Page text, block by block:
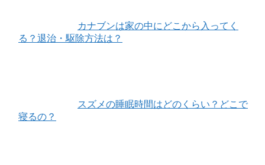
カナブンは家の中にどこから入ってく
る？退治・駆除方法は？
スズメの睡眠時間はどのくらい？どこで
寝るの？